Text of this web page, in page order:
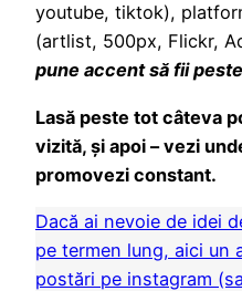
youtube, tiktok),
(artlist, 500px, Flickr,
pune accent să fii
Lasă peste tot câteva
vizită, și apoi – vezi
promovezi constant.
Dacă ai nevoie de idei
pe termen lung, aici un
postări pe instagram